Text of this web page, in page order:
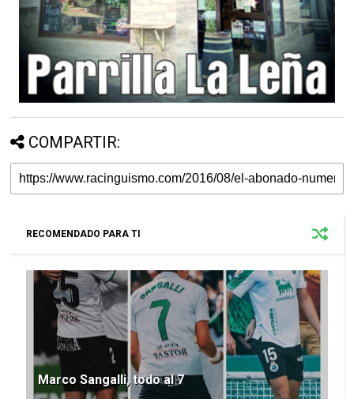
COMPARTIR:
RECOMENDADO PARA TI
Marco Sangalli, todo al 7